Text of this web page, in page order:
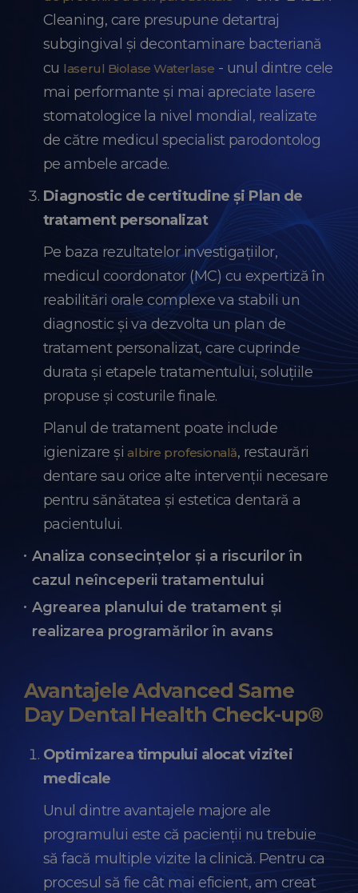
Cleaning, care presupune detartraj
subgingival și decontaminare bacteriană
cu laserul Biolase Waterlase - unul dintre cele
mai performante și mai apreciate lasere
stomatologice la nivel mondial, realizate
de către medicul specialist parodontolog
pe ambele arcade.
Diagnostic de certitudine și Plan de
tratament personalizat
Pe baza rezultatelor investigațiilor,
medicul coordonator (MC) cu expertiză în
reabilitări orale complexe va stabili un
diagnostic și va dezvolta un plan de
tratament personalizat, care cuprinde
durata și etapele tratamentului, soluțiile
propuse și costurile finale.
Planul de tratament poate include
igienizare șialbire profesională, restaurări
dentare sau orice alte intervenții necesare
pentru sănătatea și estetica dentară a
pacientului.
Analiza consecințelor și a riscurilor în
cazul neînceperii tratamentului
Agrearea planului de tratament și
realizarea programărilor în avans
Avantajele Advanced Same
Day Dental Health Check-up®
Optimizarea timpului alocat vizitei
medicale
Unul dintre avantajele majore ale
programului este că pacienții nu trebuie
să facă multiple vizite la clinică. Pentru ca
procesul să fie cât mai eficient, am creat